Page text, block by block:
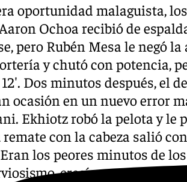
oportunidad malaguista,
Aaron Ochoa recibió de
pero Rubén Mesa le negó
y chutó con potencia,
12′. Dos minutos después, el
ocasión en un nuevo error
Ekhiotz robó la pelota y
remate con la cabeza salió
Eran los peores minutos de
crecía por momentos.